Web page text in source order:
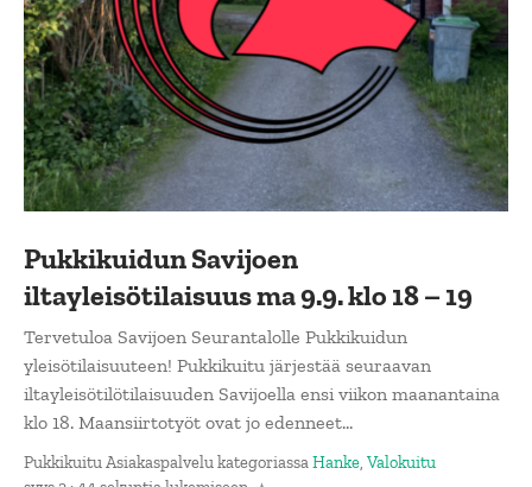
Pukkikuidun Savijoen
iltayleisötilaisuus ma 9.9. klo 18 – 19
Tervetuloa Savijoen Seurantalolle Pukkikuidun
yleisötilaisuuteen! Pukkikuitu järjestää seuraavan
iltayleisötilötilaisuuden Savijoella ensi viikon maanantaina
klo 18. Maansiirtotyöt ovat jo edenneet...
Pukkikuitu AsiakaspalvelukategoriassaHanke, Valokuitu